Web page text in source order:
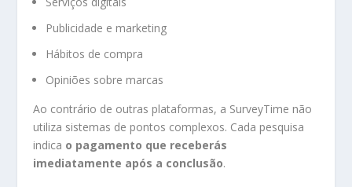
Publicidade e marketing
Hábitos de compra
Opiniões sobre marcas
Ao contrário de outras plataformas, a SurveyTime não
utiliza sistemas de pontos complexos. Cada pesquisa
indica o pagamento que receberás
imediatamente após a conclusão.